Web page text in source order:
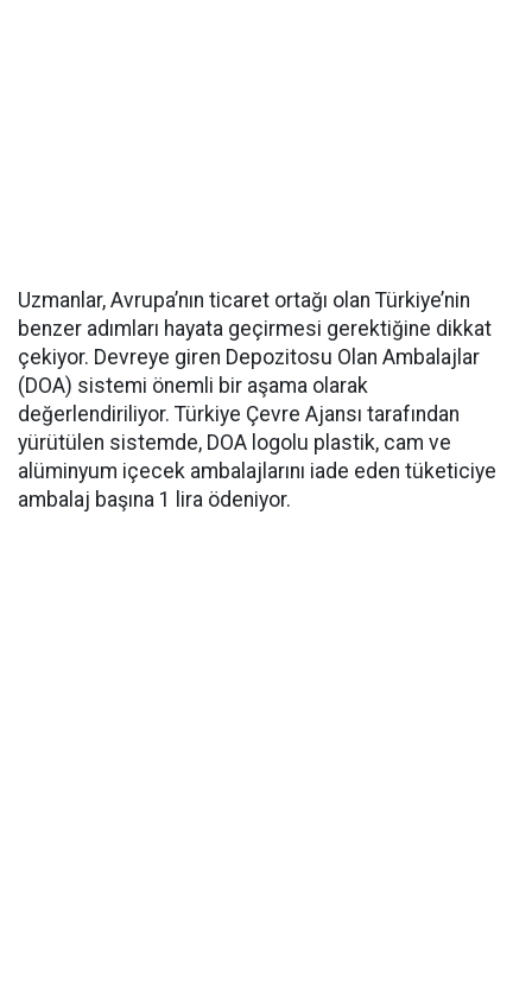
Uzmanlar, Avrupa’nın ticaret ortağı olan Türkiye’nin
benzer adımları hayata geçirmesi gerektiğine dikkat
çekiyor. Devreye giren Depozitosu Olan Ambalajlar
(DOA) sistemi önemli bir aşama olarak
değerlendiriliyor. Türkiye Çevre Ajansı tarafından
yürütülen sistemde, DOA logolu plastik, cam ve
alüminyum içecek ambalajlarını iade eden tüketiciye
ambalaj başına 1 lira ödeniyor.